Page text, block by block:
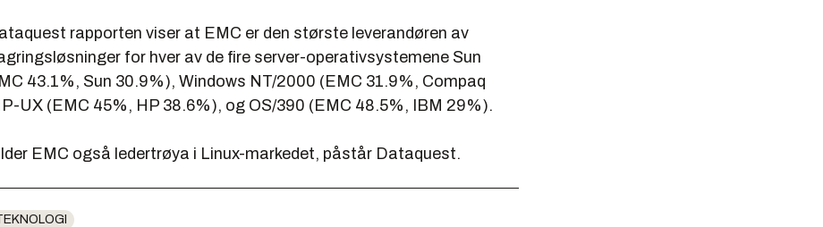
rapporten viser at EMC er den største leverandøren av
for hver av de fire server-operativsystemene Sun
43.1%, Sun 30.9%), Windows NT/2000 (EMC 31.9%, Compaq
UX (EMC 45%, HP 38.6%), og OS/390 (EMC 48.5%, IBM 29%).
EMC også ledertrøya i Linux-markedet, påstår Dataquest.